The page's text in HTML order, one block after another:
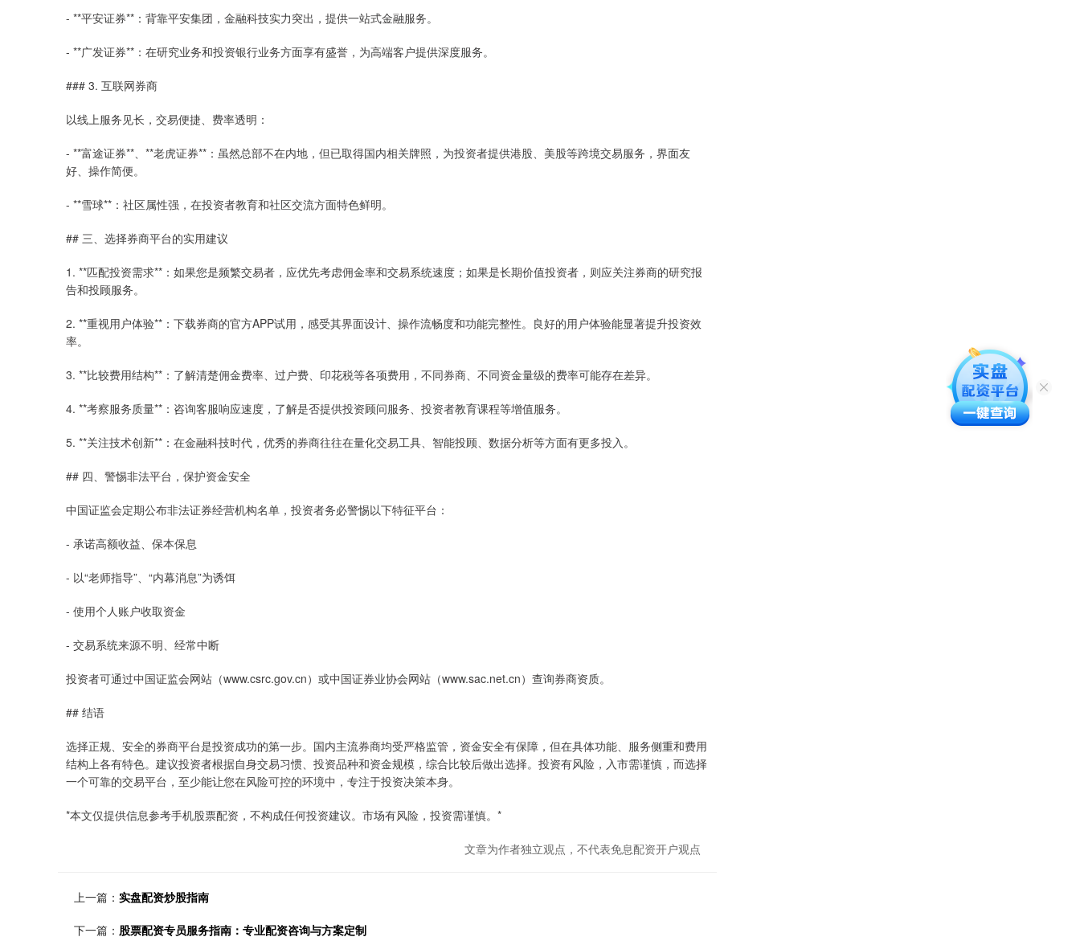
- **平安证券**：背靠平安集团，金融科技实力突出，提供一站式金融服务。
- **广发证券**：在研究业务和投资银行业务方面享有盛誉，为高端客户提供深度服务。
### 3. 互联网券商
以线上服务见长，交易便捷、费率透明：
- **富途证券**、**老虎证券**：虽然总部不在内地，但已取得国内相关牌照，为投资者提供港股、美股等跨境交易服务，界面友
好、操作简便。
- **雪球**：社区属性强，在投资者教育和社区交流方面特色鲜明。
## 三、选择券商平台的实用建议
1. **匹配投资需求**：如果您是频繁交易者，应优先考虑佣金率和交易系统速度；如果是长期价值投资者，则应关注券商的研究报
告和投顾服务。
2. **重视用户体验**：下载券商的官方APP试用，感受其界面设计、操作流畅度和功能完整性。良好的用户体验能显著提升投资效
率。
3. **比较费用结构**：了解清楚佣金费率、过户费、印花税等各项费用，不同券商、不同资金量级的费率可能存在差异。
4. **考察服务质量**：咨询客服响应速度，了解是否提供投资顾问服务、投资者教育课程等增值服务。
5. **关注技术创新**：在金融科技时代，优秀的券商往往在量化交易工具、智能投顾、数据分析等方面有更多投入。
## 四、警惕非法平台，保护资金安全
中国证监会定期公布非法证券经营机构名单，投资者务必警惕以下特征平台：
- 承诺高额收益、保本保息
- 以“老师指导”、“内幕消息”为诱饵
- 使用个人账户收取资金
- 交易系统来源不明、经常中断
投资者可通过中国证监会网站（www.csrc.gov.cn）或中国证券业协会网站（www.sac.net.cn）查询券商资质。
## 结语
选择正规、安全的券商平台是投资成功的第一步。国内主流券商均受严格监管，资金安全有保障，但在具体功能、服务侧重和费用
结构上各有特色。建议投资者根据自身交易习惯、投资品种和资金规模，综合比较后做出选择。投资有风险，入市需谨慎，而选择
一个可靠的交易平台，至少能让您在风险可控的环境中，专注于投资决策本身。
*本文仅提供信息参考手机股票配资，不构成任何投资建议。市场有风险，投资需谨慎。*
文章为作者独立观点，不代表免息配资开户观点
上一篇： 实盘配资炒股指南
下一篇： 股票配资专员服务指南：专业配资咨询与方案定制